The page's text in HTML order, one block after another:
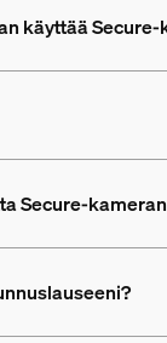
käyttää
Secure-